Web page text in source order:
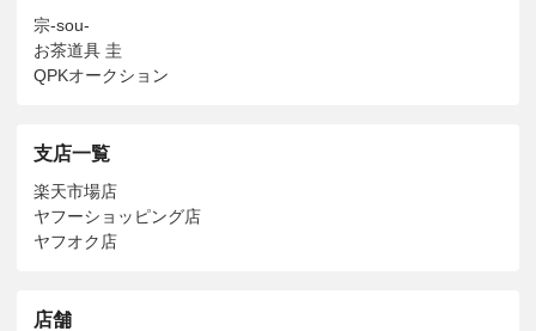
宗-sou-
お茶道具 圭
QPKオークション
支店一覧
楽天市場店
ヤフーショッピング店
ヤフオク店
店舗